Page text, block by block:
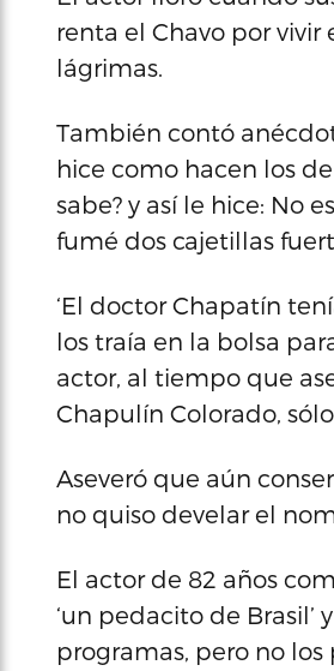
renta el Chavo por vivir
lágrimas.
También contó
hice como hacen los
sabe? y así le hice: No
fumé dos cajetillas
‘El doctor Chapatín
los traía en la bolsa
actor, al tiempo que
Chapulín Colorado,
Aseveró que aún
no quiso develar el
El actor de 82 años
‘un pedacito de
programas, pero no los